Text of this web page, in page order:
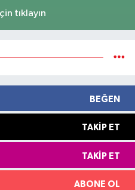
tıklayın
BEĞEN
TAKIP ET
TAKIP ET
ABONE OL